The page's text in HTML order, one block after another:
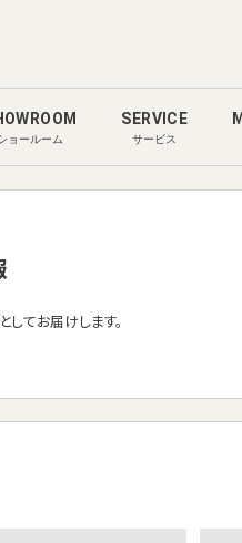
ョールーム
SERVICE
サービス
してお届けします。